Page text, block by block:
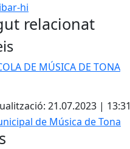
hi
relacionat
DE MÚSICA DE TONA
21.07.2023 | 13:31
de Música de Tona